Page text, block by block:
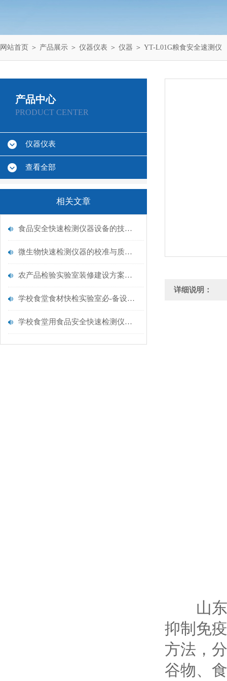
网站首页 ＞ 产品展示 ＞ 仪器仪表 ＞ 仪器 ＞ YT-L01G粮食安全速测仪
产品中心
PRODUCT CENTER
仪器仪表
查看全部
相关文章
食品安全快速检测仪器设备的技术演进与应用场景
微生物快速检测仪器的校准与质控：保证结果准确性的黄金法则
农产品检验实验室装修建设方案仪器配置清单@云唐仪器
学校食堂食材快检实验室必-备设备清单【云唐仪器推荐】
学校食堂用食品安全快速检测仪器【行业推荐】云唐食品安全检测仪
详细说明：
山东
抑制免
方法，
谷物、